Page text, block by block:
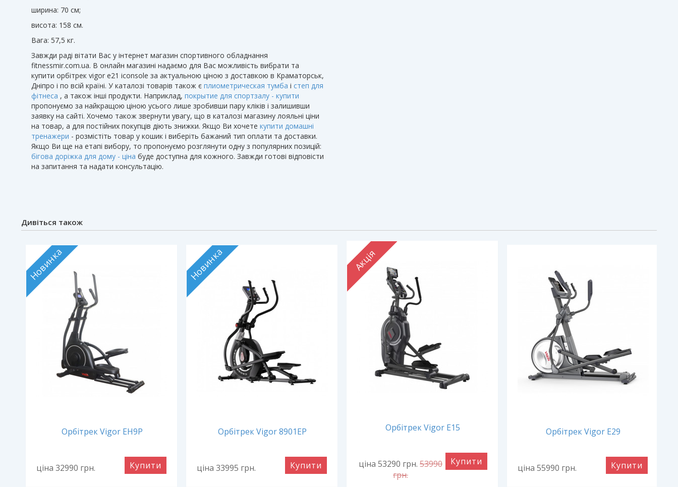
ширина: 70 см;
висота: 158 см.
Вага: 57,5 ​​кг.
Завжди раді вітати Вас у інтернет магазин спортивного обладнання
fitnessmir.com.ua. В онлайн магазині надаємо для Вас можливість вибрати та
купити орбітрек vigor e21 iconsole за актуальною ціною з доставкою в Краматорськ,
Дніпро і по всій країні. У каталозі товарів також є плиометрическая тумба і степ для
фітнеса , а також інші продукти. Наприклад, покрытие для спортзалу - купити
пропонуємо за найкращою ціною усього лише зробивши пару кліків і залишивши
заявку на сайті. Хочемо також звернути увагу, що в каталозі магазину лояльні ціни
на товар, а для постійних покупців діють знижки. Якщо Ви хочете купити домашні
тренажери - розмістіть товар у кошик і виберіть бажаний тип оплати та доставки.
Якщо Ви ще на етапі вибору, то пропонуємо розглянути одну з популярних позицій:
бігова доріжка для дому - ціна буде доступна для кожного. Завжди готові відповісти
на запитання та надати консультацію.
Дивіться також
Новинка
Орбітрек Vigor EH9P
ціна 32990 грн. Купити
Новинка
Орбітрек Vigor 8901EP
ціна 33995 грн. Купити
Акція
Орбітрек Vigor E15
ціна 53290 грн. 53990
грн.
Купити
Орбітрек Vigor E29
ціна 55990 грн. Купити